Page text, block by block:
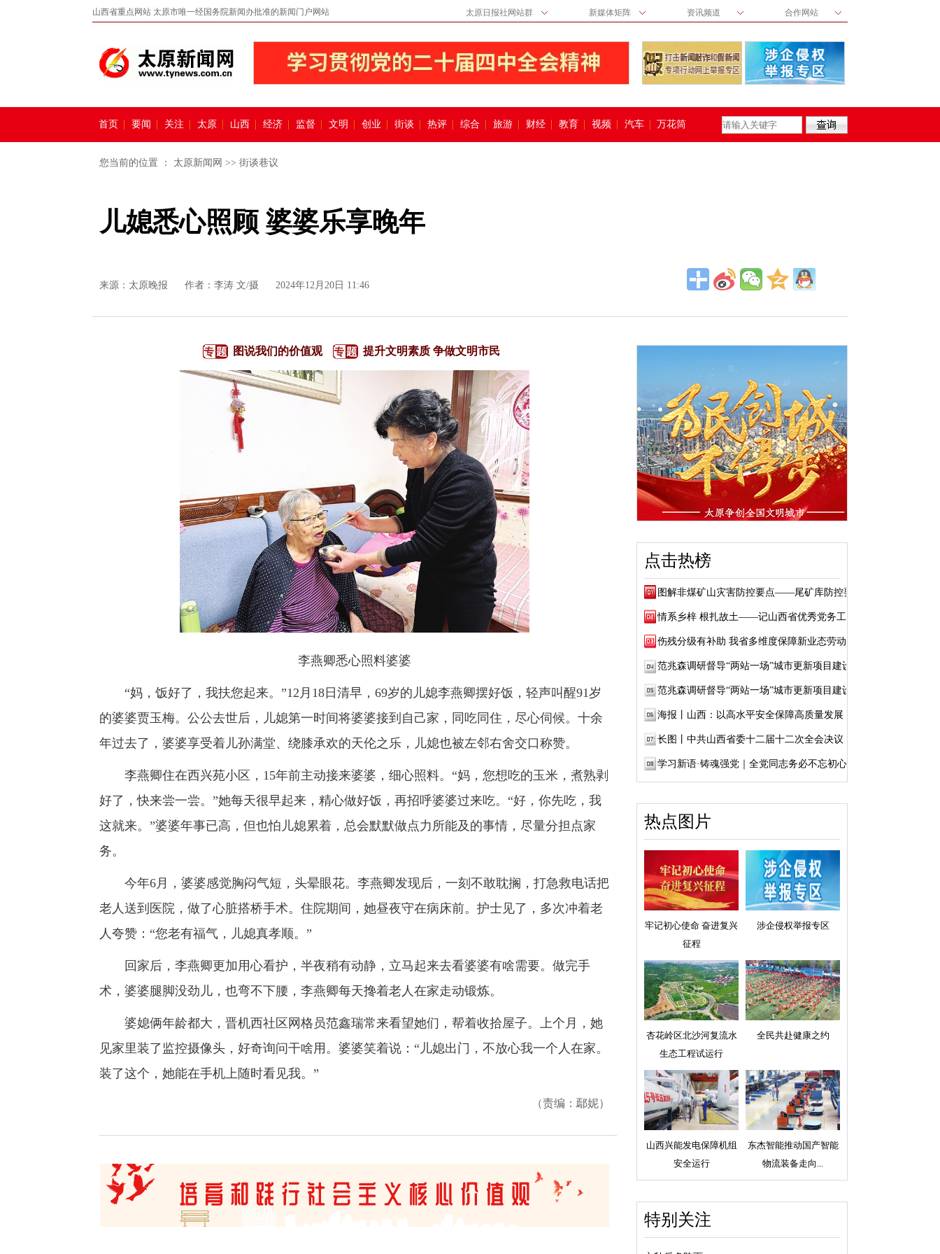
山西省重点网站 太原市唯一经国务院新闻办批准的新闻门户网站 太原日报社网站群 新媒体矩阵 资讯频道 合作网站
首页 要闻 关注 太原 山西 经济 监督 文明 创业 街谈 热评 综合 旅游 财经 教育 视频 汽车 万花筒
您当前的位置 ： 太原新闻网 >> 街谈巷议
儿媳悉心照顾 婆婆乐享晚年
来源： 太原晚报 作者：李涛 文/摄 2024年12月20日 11:46
图说我们的价值观 提升文明素质 争做文明市民
李燕卿悉心照料婆婆
“妈，饭好了，我扶您起来。”12月18日清早，69岁的儿媳李燕卿摆好饭，轻声叫醒91岁
的婆婆贾玉梅。公公去世后，儿媳第一时间将婆婆接到自己家，同吃同住，尽心伺候。十余
年过去了，婆婆享受着儿孙满堂、绕膝承欢的天伦之乐，儿媳也被左邻右舍交口称赞。
李燕卿住在西兴苑小区，15年前主动接来婆婆，细心照料。“妈，您想吃的玉米，煮熟剥
好了，快来尝一尝。”她每天很早起来，精心做好饭，再招呼婆婆过来吃。“好，你先吃，我
这就来。”婆婆年事已高，但也怕儿媳累着，总会默默做点力所能及的事情，尽量分担点家
务。
今年6月，婆婆感觉胸闷气短，头晕眼花。李燕卿发现后，一刻不敢耽搁，打急救电话把
老人送到医院，做了心脏搭桥手术。住院期间，她昼夜守在病床前。护士见了，多次冲着老
人夸赞：“您老有福气，儿媳真孝顺。”
回家后，李燕卿更加用心看护，半夜稍有动静，立马起来去看婆婆有啥需要。做完手
术，婆婆腿脚没劲儿，也弯不下腰，李燕卿每天搀着老人在家走动锻炼。
婆媳俩年龄都大，晋机西社区网格员范鑫瑞常来看望她们，帮着收拾屋子。上个月，她
见家里装了监控摄像头，好奇询问干啥用。婆婆笑着说：“儿媳出门，不放心我一个人在家。
装了这个，她能在手机上随时看见我。”
（责编：鄢妮）
点击热榜
图解非煤矿山灾害防控要点——尾矿库防控要点
情系乡梓 根扎故土——记山西省优秀党务工作...
伤残分级有补助 我省多维度保障新业态劳动者...
范兆森调研督导“两站一场”城市更新项目建设
范兆森调研督导“两站一场”城市更新项目建设
海报丨山西：以高水平安全保障高质量发展
长图丨中共山西省委十二届十二次全会决议
学习新语·铸魂强党｜全党同志务必不忘初心、...
热点图片
牢记初心使命 奋进复兴
征程
涉企侵权举报专区
杏花岭区北沙河复流水
生态工程试运行
全民共赴健康之约
山西兴能发电保障机组
安全运行
东杰智能推动国产智能
物流装备走向...
特别关注